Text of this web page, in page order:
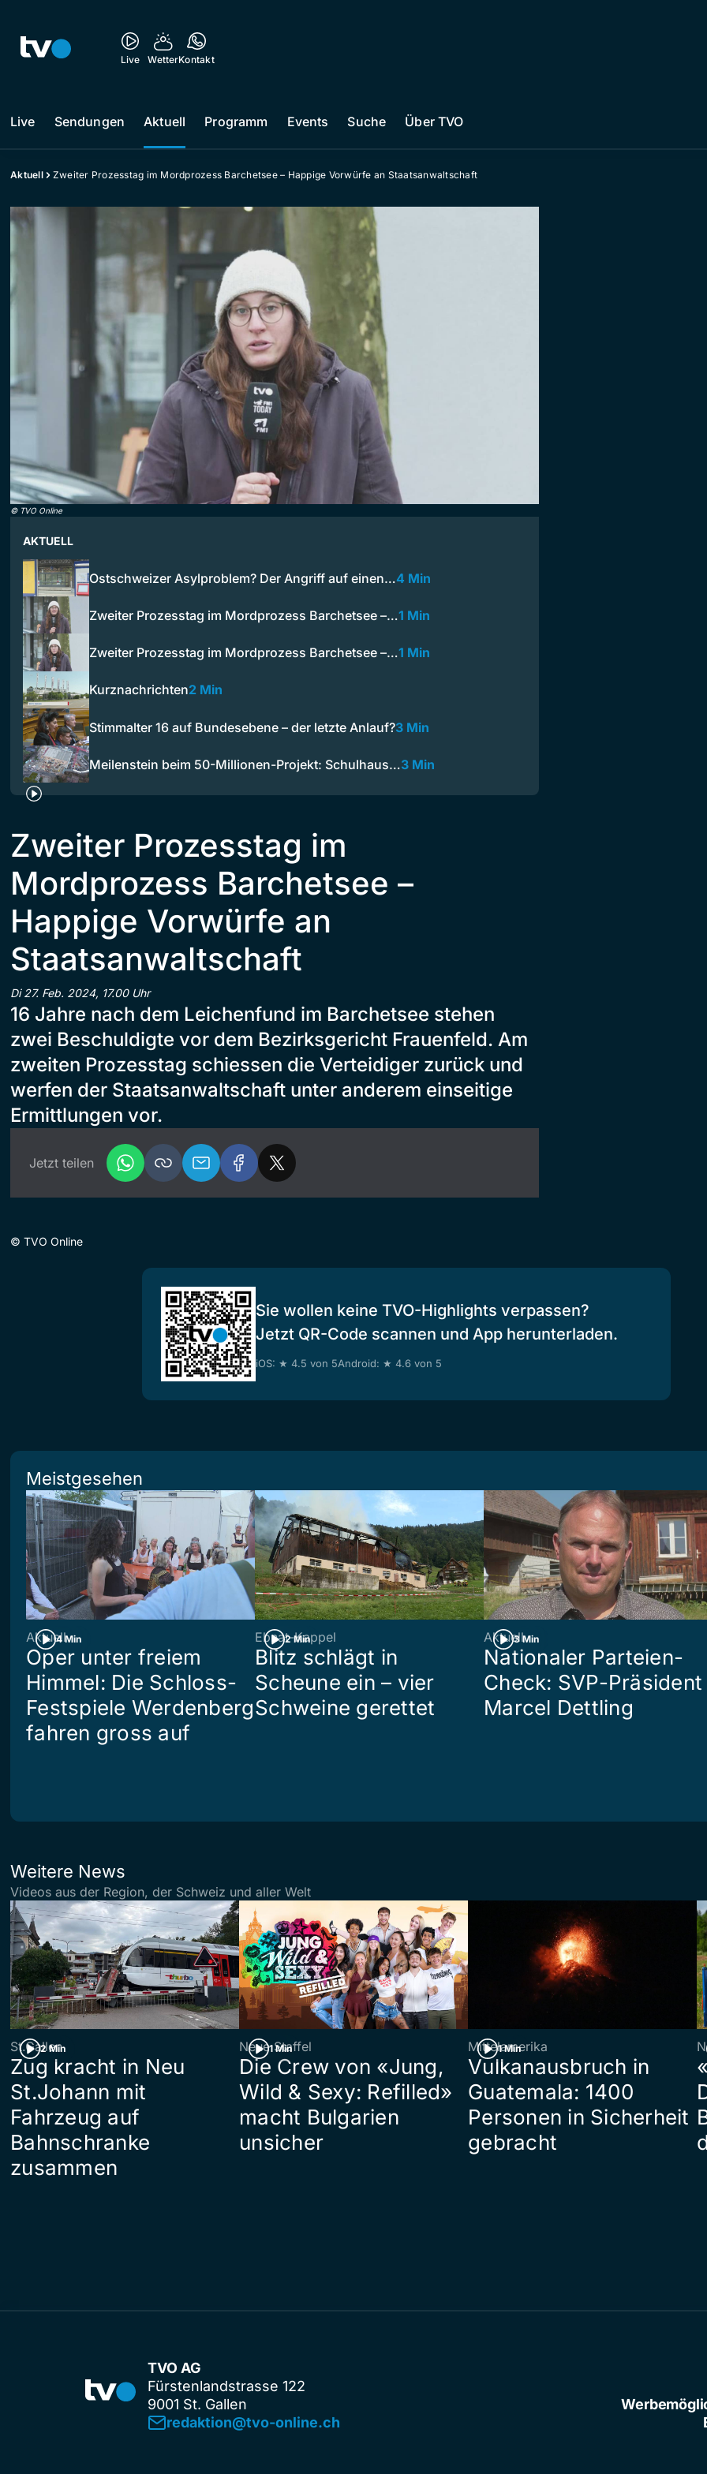
Live WetterKontakt
Live Sendungen Aktuell Programm Events Suche Über TVO
Aktuell Zweiter Prozesstag im Mordprozess Barchetsee – Happige Vorwürfe an Staatsanwaltschaft
© TVO Online
AKTUELL
Ostschweizer Asylproblem? Der Angriff auf einen…4 Min
Zweiter Prozesstag im Mordprozess Barchetsee –…1 Min
Zweiter Prozesstag im Mordprozess Barchetsee –…1 Min
Kurznachrichten2 Min
Stimmalter 16 auf Bundesebene – der letzte Anlauf?3 Min
Meilenstein beim 50-Millionen-Projekt: Schulhaus…3 Min
Zweiter Prozesstag im
Mordprozess Barchetsee –
Happige Vorwürfe an
Staatsanwaltschaft
Di 27. Feb. 2024, 17.00 Uhr
16 Jahre nach dem Leichenfund im Barchetsee stehen
zwei Beschuldigte vor dem Bezirksgericht Frauenfeld. Am
zweiten Prozesstag schiessen die Verteidiger zurück und
werfen der Staatsanwaltschaft unter anderem einseitige
Ermittlungen vor.
Jetzt teilen
© TVO Online
Sie wollen keine TVO-Highlights verpassen?
Jetzt QR-Code scannen und App herunterladen.
iOS: ★ 4.5 von 5Android: ★ 4.6 von 5
Meistgesehen
4 Min
Aktuell
Oper unter freiem
Himmel: Die Schloss-
Festspiele Werdenberg
fahren gross auf
2 Min
Ebnat-Kappel
Blitz schlägt in
Scheune ein – vier
Schweine gerettet
3 Min
Aktuell
Nationaler Parteien-
Check: SVP-Präsident
Marcel Dettling
Weitere News
Videos aus der Region, der Schweiz und aller Welt
2 Min
St.Gallen
Zug kracht in Neu
St.Johann mit
Fahrzeug auf
Bahnschranke
zusammen
1 Min
Neue Staffel
Die Crew von «Jung,
Wild & Sexy: Refilled»
macht Bulgarien
unsicher
1 Min
Mittelamerika
Vulkanausbruch in
Guatemala: 1400
Personen in Sicherheit
gebracht
TVO AG
Fürstenlandstrasse 122
9001 St. Gallen
redaktion@tvo-online.ch